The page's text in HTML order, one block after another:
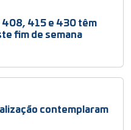
415 e 430 têm
fim de semana
contemplaram